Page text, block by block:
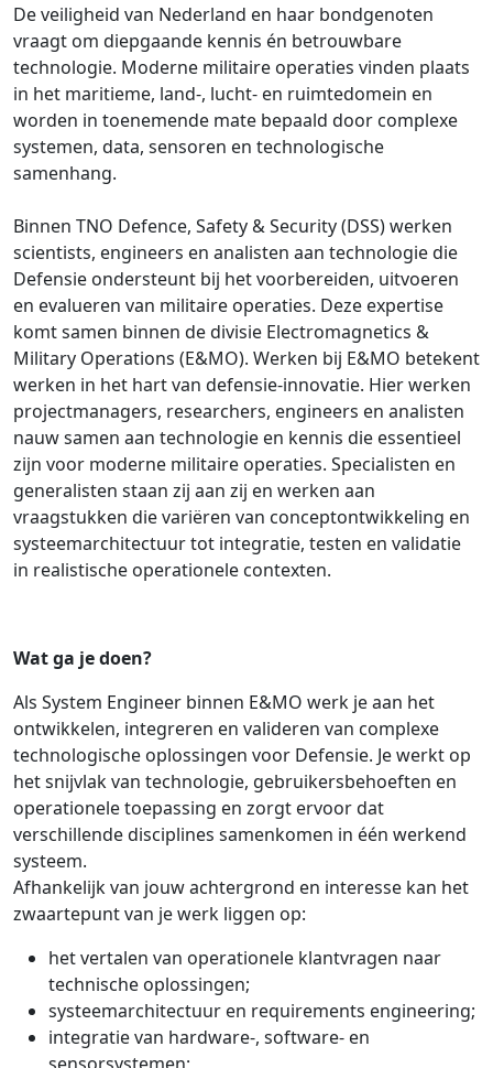
De veiligheid van Nederland en haar bondgenoten
vraagt om diepgaande kennis én betrouwbare
technologie. Moderne militaire operaties vinden plaats
in het maritieme, land-, lucht- en ruimtedomein en
worden in toenemende mate bepaald door complexe
systemen, data, sensoren en technologische
samenhang.
Binnen TNO Defence, Safety & Security (DSS) werken
scientists, engineers en analisten aan technologie die
Defensie ondersteunt bij het voorbereiden, uitvoeren
en evalueren van militaire operaties. Deze expertise
komt samen binnen de divisie Electromagnetics &
Military Operations (E&MO). Werken bij E&MO betekent
werken in het hart van defensie-innovatie. Hier werken
projectmanagers, researchers, engineers en analisten
nauw samen aan technologie en kennis die essentieel
zijn voor moderne militaire operaties. Specialisten en
generalisten staan zij aan zij en werken aan
vraagstukken die variëren van conceptontwikkeling en
systeemarchitectuur tot integratie, testen en validatie
in realistische operationele contexten.
Wat ga je doen?
Als System Engineer binnen E&MO werk je aan het
ontwikkelen, integreren en valideren van complexe
technologische oplossingen voor Defensie. Je werkt op
het snijvlak van technologie, gebruikersbehoeften en
operationele toepassing en zorgt ervoor dat
verschillende disciplines samenkomen in één werkend
systeem.
Afhankelijk van jouw achtergrond en interesse kan het
zwaartepunt van je werk liggen op:
het vertalen van operationele klantvragen naar
technische oplossingen;
systeemarchitectuur en requirements engineering;
integratie van hardware-, software- en